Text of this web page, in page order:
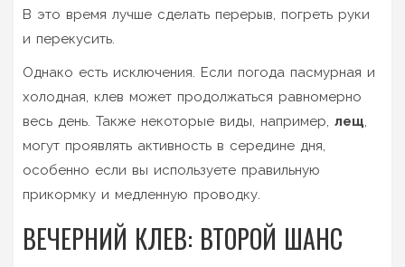
В это время лучше сделать перерыв, погреть руки
и перекусить.
Однако есть исключения. Если погода пасмурная и
холодная, клев может продолжаться равномерно
весь день. Также некоторые виды, например, лещ,
могут проявлять активность в середине дня,
особенно если вы используете правильную
прикормку и медленную проводку.
ВЕЧЕРНИЙ КЛЕВ: ВТОРОЙ ШАНС